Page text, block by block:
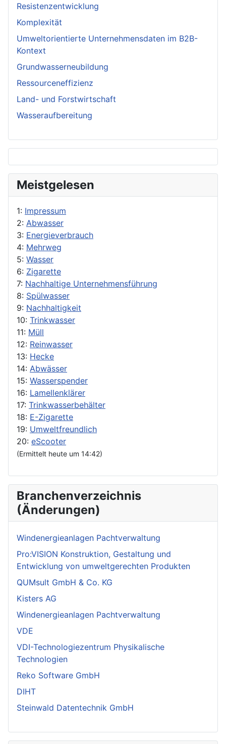
Resistenzentwicklung
Komplexität
Umweltorientierte Unternehmensdaten im B2B-
Kontext
Grundwasserneubildung
Ressourceneffizienz
Land- und Forstwirtschaft
Wasseraufbereitung
Meistgelesen
1: Impressum
2: Abwasser
3: Energieverbrauch
4: Mehrweg
5: Wasser
6: Zigarette
7: Nachhaltige Unternehmensführung
8: Spülwasser
9: Nachhaltigkeit
10: Trinkwasser
11: Müll
12: Reinwasser
13: Hecke
14: Abwässer
15: Wasserspender
16: Lamellenklärer
17: Trinkwasserbehälter
18: E-Zigarette
19: Umweltfreundlich
20: eScooter
(Ermittelt heute um 14:42)
Branchenverzeichnis
(Änderungen)
Windenergieanlagen Pachtverwaltung
Pro:VISION Konstruktion, Gestaltung und
Entwicklung von umweltgerechten Produkten
QUMsult GmbH & Co. KG
Kisters AG
Windenergieanlagen Pachtverwaltung
VDE
VDI-Technologiezentrum Physikalische
Technologien
Reko Software GmbH
DIHT
Steinwald Datentechnik GmbH